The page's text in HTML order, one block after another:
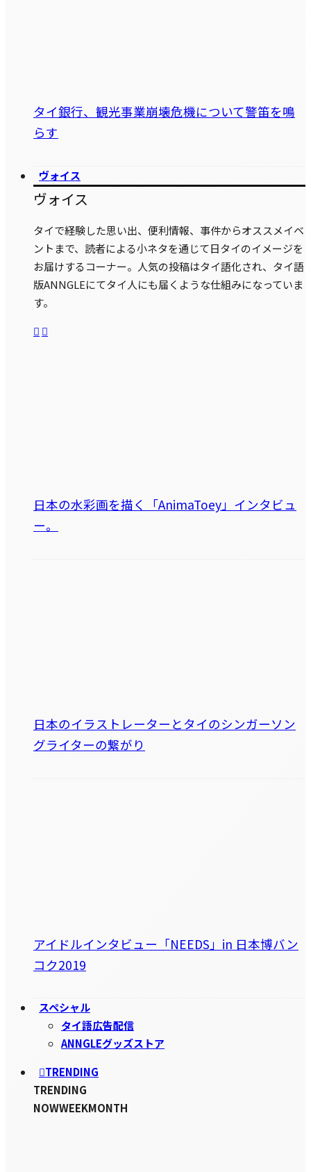
タイ銀行、観光事業崩壊危機について警笛を鳴
らす
ヴォイス
ヴォイス
タイで経験した思い出、便利情報、事件からオススメイベ
ントまで、読者による小ネタを通じて日タイのイメージを
お届けするコーナー。人気の投稿はタイ語化され、タイ語
版ANNGLEにてタイ人にも届くような仕組みになっていま
す。
日本の水彩画を描く「AnimaToey」インタビュ
ー。
日本のイラストレーターとタイのシンガーソン
グライターの繋がり
アイドルインタビュー「NEEDS」in 日本博バン
コク2019
スペシャル
タイ語広告配信
ANNGLEグッズストア
TRENDING
TRENDING
NOWWEEKMONTH